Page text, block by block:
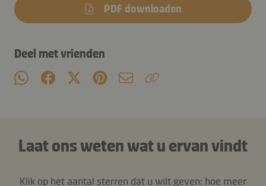
PDF downloaden
Deel met vrienden
Laat ons weten wat u ervan vindt
Klik op het aantal sterren dat u wilt geven: hoe meer